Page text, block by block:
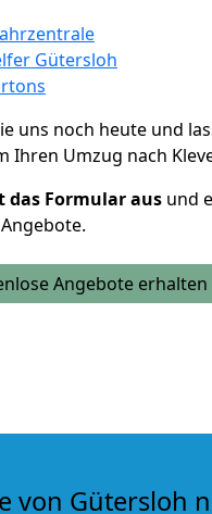
Gütersloh
uns noch heute und
Ihren Umzug nach
das Formular aus und
Angebote erhalten
von Gütersloh